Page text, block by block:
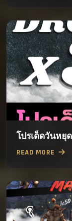
โปรเด็ดวันหยุ
READ MORE